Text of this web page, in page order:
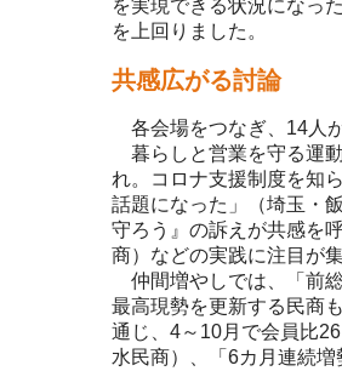
を実現できる状況になっ
を上回りました。
共感広がる討論
各会場をつなぎ、14人
暮らしと営業を守る運
れ。コロナ支援制度を知
話題になった」（埼玉・
守ろう』の訴えが共感を
商）などの実践に注目が
仲間増やしでは、「前
最高現勢を更新する民商
通じ、4～10月で会員比
水民商）、「6カ月連続